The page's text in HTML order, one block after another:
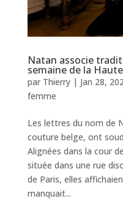
Natan associe
semaine de la
par Thierry| Jan 28,
femme
Les lettres du nom de
couture belge, ont
Alignées dans la cour
située dans une rue
de Paris, elles
manquait...